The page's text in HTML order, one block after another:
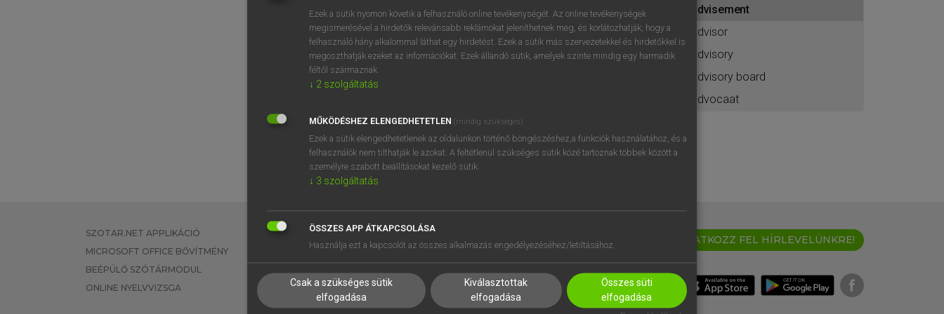
BELÉPÉS
próbaverziójának elindításához
regisztrálok ésbelépek.
REGISZTRÁCIÓ
advisement
advisor
advisory
advisory board
advocaat
SZOTAR.NET APPLIKÁCIÓ
MICROSOFT OFFICE BŐVÍTMÉNY
BEÉPÜLŐ SZÓTÁRMODUL
ONLINE NYELVVIZSGA
EGYÉNI FELHASZNÁLÓKNAK
TANULÓKNAK
VÁLLALATI MEGOLDÁSOK
SÚGÓ
RÓLUNK
SÜTI BEÁLLÍTÁSOK
IRATKOZZ FEL HÍRLEVELÜNKRE!
Ezek a sütik nyomon követik a felhasználó online tevékenységét. Az online tevékenységek
megismerésével a hirdetők relevánsabb reklámokat jeleníthetnek meg, és korlátozhatják, hogy a
felhasználó hány alkalommal láthat egy hirdetést. Ezek a sütik más szervezetekkel és hirdetőkkel is
megoszthatják ezeket az információkat. Ezek állandó sütik, amelyek szinte mindig egy harmadik
féltől származnak.
↓ 2 szolgáltatás
MŰKÖDÉSHEZ ELENGEDHETETLEN (mindig szükséges)
Ezek a sütik elengedhetetlenek az oldalunkon történő böngészéshez,a funkciók használatához, és a
felhasználók nem tilthatják le azokat. A feltétlenül szükséges sütik közé tartoznak többek között a
személyre szabott beállításokat kezelő sütik.
↓ 3 szolgáltatás
ÖSSZES APP ÁTKAPCSOLÁSA
Használja ezt a kapcsolót az összes alkalmazás engedélyezéséhez/letiltásához.
Csak a szükséges sütik
elfogadása
Kiválasztottak
elfogadása
Összes süti
elfogadása